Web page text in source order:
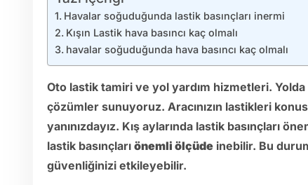
Havalar soğuduğunda lastik basınçları inermi
Kışın Lastik hava basıncı kaç olmalı
havalar soğuduğunda hava basıncı kaç olmalı
Oto lastik tamiri ve yol yardım hizmetleri.
çözümler sunuyoruz. Aracınızın lastikleri
yanınızdayız. Kış aylarında lastik basınçları
lastik basınçları önemli ölçüde inebilir. Bu
güvenliğinizi etkileyebilir.